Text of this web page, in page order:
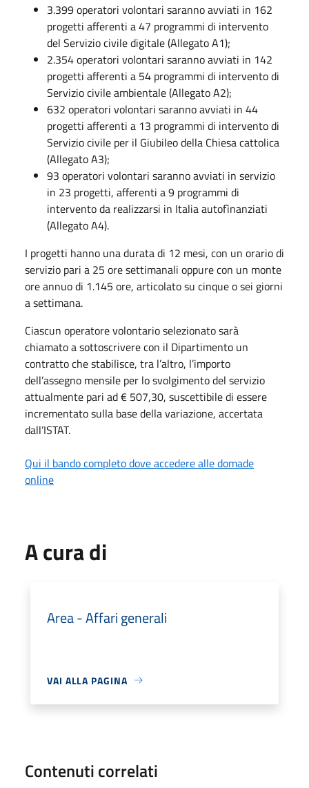
3.399 operatori volontari saranno avviati in 162
progetti afferenti a 47 programmi di intervento
del Servizio civile digitale (Allegato A1);
2.354 operatori volontari saranno avviati in 142
progetti afferenti a 54 programmi di intervento di
Servizio civile ambientale (Allegato A2);
632 operatori volontari saranno avviati in 44
progetti afferenti a 13 programmi di intervento di
Servizio civile per il Giubileo della Chiesa cattolica
(Allegato A3);
93 operatori volontari saranno avviati in servizio
in 23 progetti, afferenti a 9 programmi di
intervento da realizzarsi in Italia autofìnanziati
(Allegato A4).
I progetti hanno una durata di 12 mesi, con un orario di
servizio pari a 25 ore settimanali oppure con un monte
ore annuo di 1.145 ore, articolato su cinque o sei giorni
a settimana.
Ciascun operatore volontario selezionato sarà
chiamato a sottoscrivere con il Dipartimento un
contratto che stabilisce, tra l’altro, l’importo
dell’assegno mensile per lo svolgimento del servizio
attualmente pari ad € 507,30, suscettibile di essere
incrementato sulla base della variazione, accertata
dall’ISTAT.
Qui il bando completo dove accedere alle domade
online
A cura di
Area - Affari generali
VAI ALLA PAGINA
Contenuti correlati